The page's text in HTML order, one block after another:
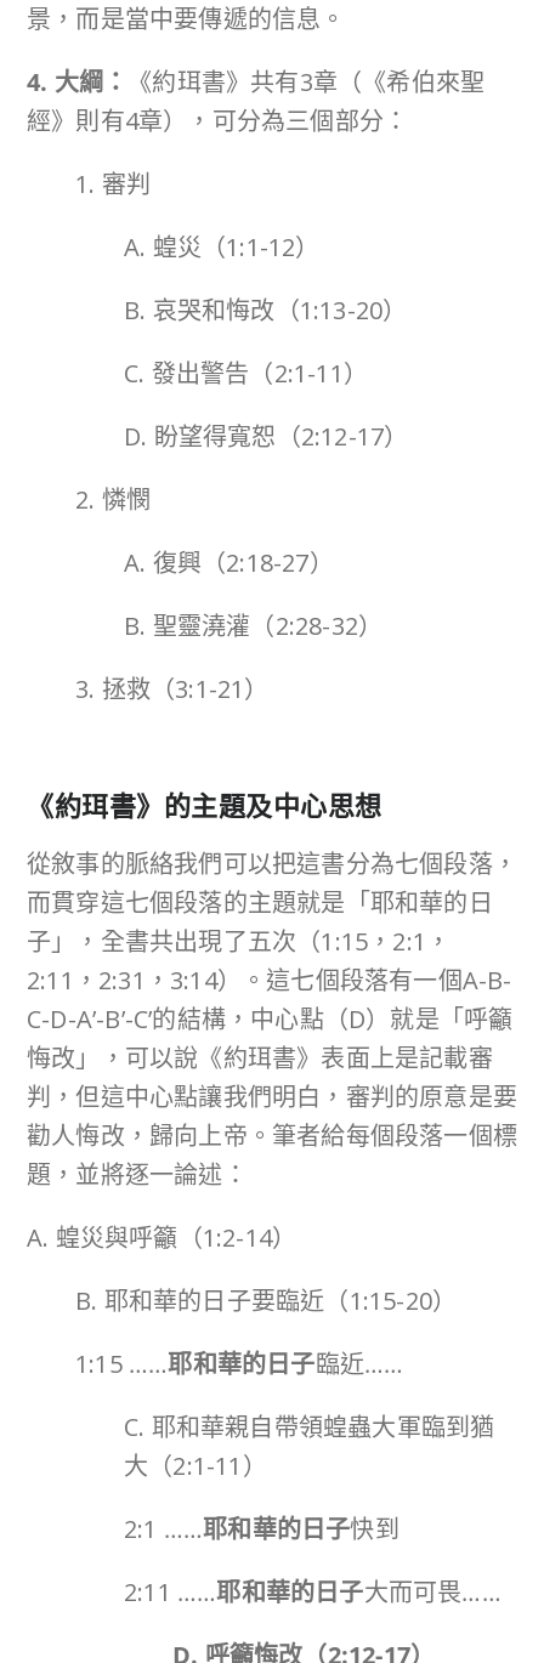
景，而是當中要傳遞的信息。
4. 大綱：
《約珥書》共有3章（《希伯來聖
經》則有4章），可分為三個部分：
1. 審判
A. 蝗災（1:1-12）
B. 哀哭和悔改（1:13-20）
C. 發出警告（2:1-11）
D. 盼望得寬恕（2:12-17）
2. 憐憫
A. 復興（2:18-27）
B. 聖靈澆灌（2:28-32）
3. 拯救（3:1-21）
《約珥書》的主題及中心思想
從敘事的脈絡我們可以把這書分為七個段落，
而貫穿這七個段落的主題就是「耶和華的日
子」，全書共出現了五次（1:15，2:1，
2:11，2:31，3:14）。這七個段落有一個A-B-
C-D-A’-B’-C’的結構，中心點（D）就是「呼籲
悔改」，可以說《約珥書》表面上是記載審
判，但這中心點讓我們明白，審判的原意是要
勸人悔改，歸向上帝。筆者給每個段落一個標
題，並將逐一論述：
A. 蝗災與呼籲（1:2-14）
B. 耶和華的日子要臨近（1:15-20）
1:15 ……耶和華的日子臨近……
C. 耶和華親自帶領蝗蟲大軍臨到猶
大（2:1-11）
2:1 ……耶和華的日子快到
2:11 ……耶和華的日子大而可畏……
D. 呼籲悔改（2:12-17）